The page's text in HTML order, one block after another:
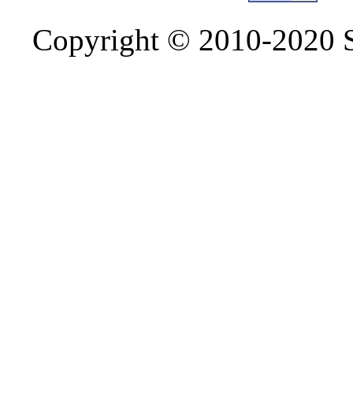
Copyright © 2010-2020